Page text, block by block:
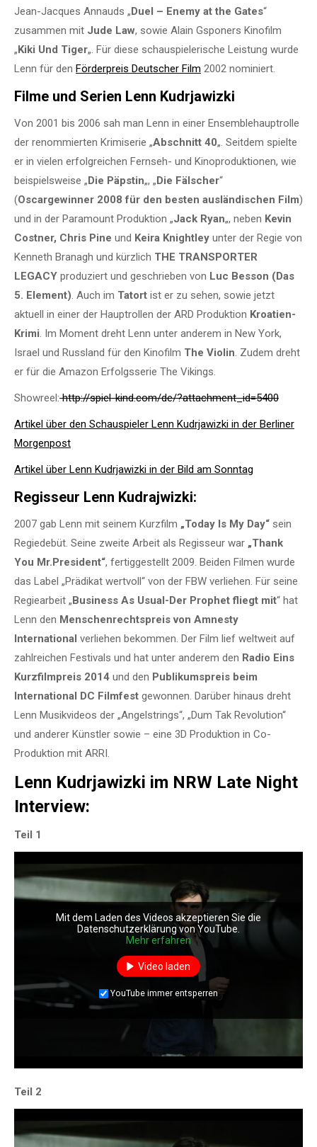
Jean-Jacques Annauds „ Duel – Enemy at the Gates“
zusammen mit Jude Law, sowie Alain Gsponers Kinofilm
„ Kiki Und Tiger„. Für diese schauspielerische Leistung wurde
Lenn für den Förderpreis Deutscher Film 2002 nominiert.
Filme und Serien Lenn Kudrjawizki
Von 2001 bis 2006 sah man Lenn in einer Ensemblehauptrolle
der renommierten Krimiserie „Abschnitt 40„. Seitdem spielte
er in vielen erfolgreichen Fernseh- und Kinoproduktionen, wie
beispielsweise „ Die Päpstin„, „ Die Fälscher“
(Oscargewinner 2008 für den besten ausländischen Film)
und in der Paramount Produktion „Jack Ryan„, neben Kevin
Costner, Chris Pine und Keira Knightley unter der Regie von
Kenneth Branagh und kürzlich THE TRANSPORTER
LEGACY produziert und geschrieben von Luc Besson (Das
5. Element). Auch im Tatort ist er zu sehen, sowie jetzt
aktuell in einer der Hauptrollen der ARD Produktion Kroatien-
Krimi. Im Moment dreht Lenn unter anderem in New York,
Israel und Russland für den Kinofilm The Violin. Zudem dreht
er für die Amazon Erfolgsserie The Vikings.
Showreel:http://spiel-kind.com/de/?attachment_id=5400
Artikel über den Schauspieler Lenn Kudrjawizki in der Berliner
Morgenpost
Artikel über Lenn Kudrjawizki in der Bild am Sonntag
Regisseur Lenn Kudrajwizki:
2007 gab Lenn mit seinem Kurzfilm „Today Is My Day“ sein
Regiedebüt. Seine zweite Arbeit als Regisseur war „Thank
You Mr.President“, fertiggestellt 2009. Beiden Filmen wurde
das Label „Prädikat wertvoll“ von der FBW verliehen. Für seine
Regiearbeit „ Business As Usual-Der Prophet fliegt mit“ hat
Lenn den Menschenrechtspreis von Amnesty
International verliehen bekommen. Der Film lief weltweit auf
zahlreichen Festivals und hat unter anderem den Radio Eins
Kurzfilmpreis 2014 und den Publikumspreis beim
International DC Filmfest gewonnen. Darüber hinaus dreht
Lenn Musikvideos der „Angelstrings“, „Dum Tak Revolution“
und anderer Künstler sowie – eine 3D Produktion in Co-
Produktion mit ARRI.
Lenn Kudrjawizki im NRW Late Night
Interview:
Teil 1
Mit dem Laden des Videos akzeptieren Sie die
Datenschutzerklärung von YouTube.
Mehr erfahren
Video laden
YouTube immer entsperren
Teil 2